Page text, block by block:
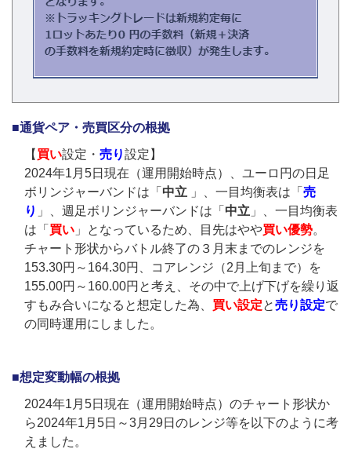
■通貨ペア・売買区分の根拠
【 買い設定・ 売り設定】
2024年1月5日現在（運用開始時点）、ユーロ円の日足
ボリンジャーバンドは「 中立 」、一目均衡表は「 売
り 」、週足ボリンジャーバンドは「 中立 」、一目均衡表
は「 買い 」となっているため、目先はやや買い優勢。
チャート形状からバトル終了の３月末までのレンジを
153.30円～164.30円、コアレンジ（2月上旬まで）を
155.00円～160.00円と考え、その中で上げ下げを繰り返
すもみ合いになると想定した為、 買い設定と売り設定で
の同時運用にしました。
■想定変動幅の根拠
2024年1月5日現在（運用開始時点）のチャート形状か
ら2024年1月5日～3月29日のレンジ等を以下のように考
えました。